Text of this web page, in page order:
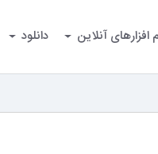
افزارهای آنلاین دانلود